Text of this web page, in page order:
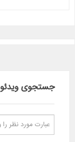
جستجوی ویدئو